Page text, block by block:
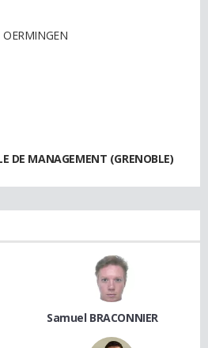
DE MANAGEMENT (GRENOBLE)
Samuel BRACONNIER